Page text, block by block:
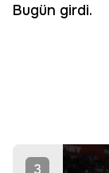
Bugün girdi.
3